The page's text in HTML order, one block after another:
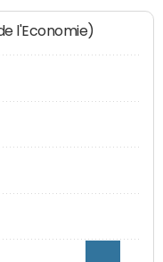
l'Economie)